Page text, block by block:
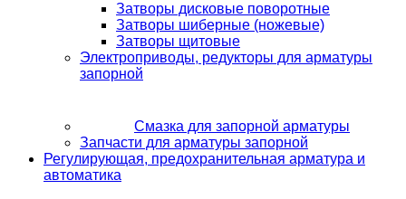
Затворы дисковые поворотные
Затворы шиберные (ножевые)
Затворы щитовые
Электроприводы, редукторы для арматуры
запорной
Смазка для запорной арматуры
Запчасти для арматуры запорной
Регулирующая, предохранительная арматура и
автоматика